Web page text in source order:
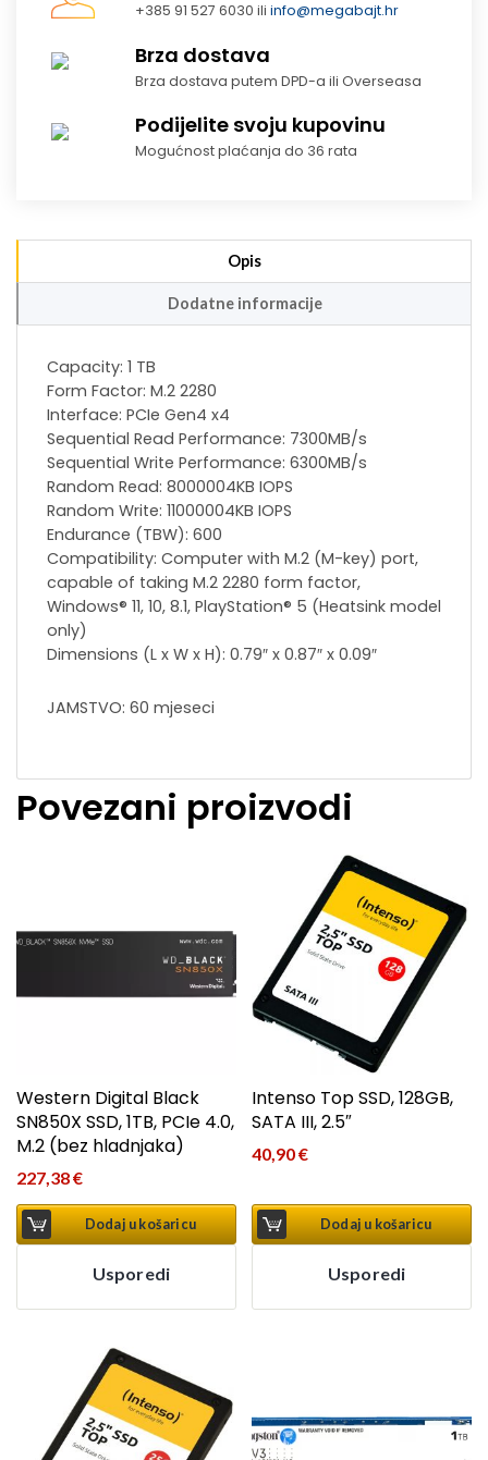
+385 91 527 6030 iliinfo@megabajt.hr
Brza dostava
Brza dostava putem DPD-a ili Overseasa
Podijelite svoju kupovinu
Mogućnost plaćanja do 36 rata
Opis
Dodatne informacije
Capacity: 1 TB
Form Factor: M.2 2280
Interface: PCIe Gen4 x4
Sequential Read Performance: 7300MB/s
Sequential Write Performance: 6300MB/s
Random Read: 8000004KB IOPS
Random Write: 11000004KB IOPS
Endurance (TBW): 600
Compatibility: Computer with M.2 (M-key) port,
capable of taking M.2 2280 form factor,
Windows® 11, 10, 8.1, PlayStation® 5 (Heatsink model
only)
Dimensions (L x W x H): 0.79″ x 0.87″ x 0.09″
JAMSTVO: 60 mjeseci
Povezani proizvodi
Western Digital Black
SN850X SSD, 1TB, PCIe 4.0,
M.2 (bez hladnjaka)
227,38€
Dodaj u košaricu
Usporedi
Intenso Top SSD, 128GB,
SATA III, 2.5″
40,90€
Dodaj u košaricu
Usporedi